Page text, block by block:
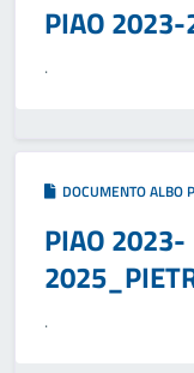
PIAO 2023-
.
DOCUMENTO ALBO
PIAO 2023-
.